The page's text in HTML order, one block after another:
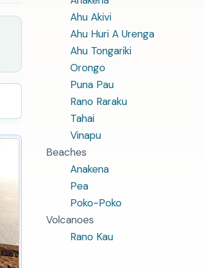
Ahu Akivi
Ahu Huri A Urenga
Ahu Tongariki
Orongo
Puna Pau
Rano Raraku
Tahai
Vinapu
Beaches
Anakena
Pea
Poko-Poko
Volcanoes
Rano Kau